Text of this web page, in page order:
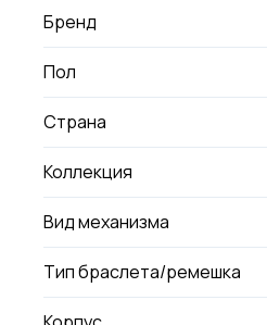
Бренд
Пол
Страна
Коллекция
Вид механизма
Тип браслета/ремешка